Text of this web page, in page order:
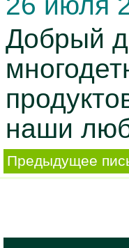
Добрый
наши
Предыдущее